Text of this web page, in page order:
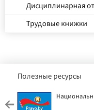
Дисциплинарная
Трудовые книжки
Полезные ресурсы